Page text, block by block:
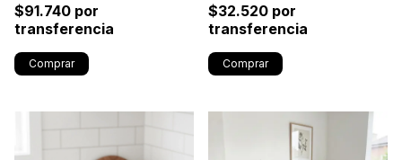
$91.740 por
transferencia
$32.520 por
transferencia